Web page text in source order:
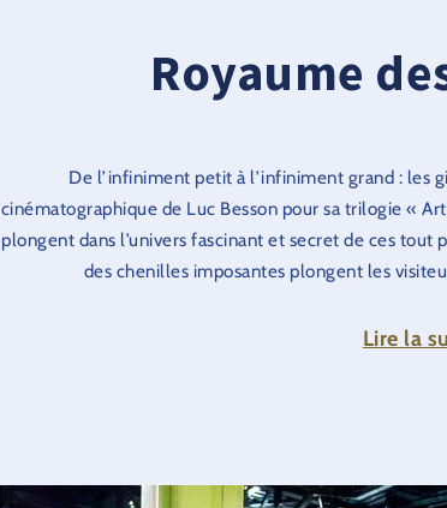
Royaume
De l’infiniment petit à l’infiniment grand : les
cinématographique de Luc Besson pour sa trilogie «
plongent dans l’univers fascinant et secret de ces
des chenilles imposantes plongent les
Le Royaume des Minimoys semble empreint deLire la